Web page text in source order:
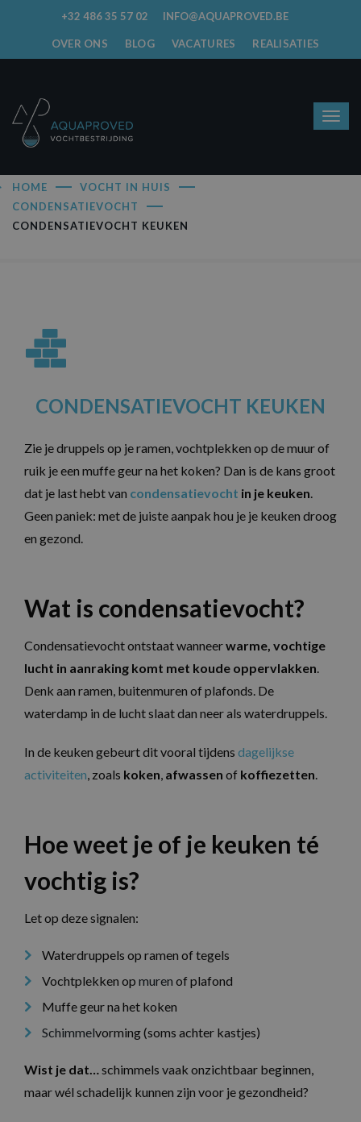
+32 486 35 57 02 INFO@AQUAPROVED.BE
OVER ONS BLOG VACATURES REALISATIES
HOME
VOCHT IN HUIS
CONDENSATIEVOCHT
CONDENSATIEVOCHT KEUKEN
CONDENSATIEVOCHT KEUKEN
Zie je druppels op je ramen, vochtplekken op de muur of
ruik je een muffe geur na het koken? Dan is de kans groot
dat je last hebt van condensatievocht in je keuken.
Geen paniek: met de juiste aanpak hou je je keuken droog
en gezond.
Wat is condensatievocht?
Condensatievocht ontstaat wanneerwarme, vochtige
lucht in aanraking komt met koude oppervlakken.
Denk aan ramen, buitenmuren of plafonds. De
waterdamp in de lucht slaat dan neer als waterdruppels.
In de keuken gebeurt dit vooral tijdens dagelijkse
activiteiten, zoals koken, afwassen of koffiezetten.
Hoe weet je of je keuken té
vochtig is?
Let op deze signalen:
Waterdruppels op ramen of tegels
Vochtplekken op muren of plafond
Muffe geur na het koken
Schimmelvorming (soms achter kastjes)
Wist je dat…schimmels vaak onzichtbaar beginnen,
maar wél schadelijk kunnen zijn voor je gezondheid?